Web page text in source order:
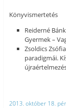
Könyvismertetés
Reiderné
Gyermek –
Zsoldics
paradigmái.
2013. október 18.